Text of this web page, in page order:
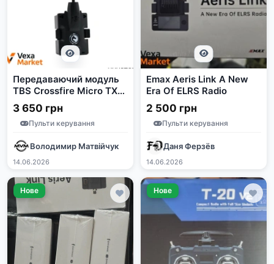
Передаваючий модуль
TBS Crossfire Micro TX
V2
3 650 грн
Пульти керування
Володимир Матвійчук
14.06.2026
Emax Aeris Link A New
Era Of ELRS Radio
2 500 грн
Пульти керування
Даня Ферзёв
14.06.2026
Нове Нове